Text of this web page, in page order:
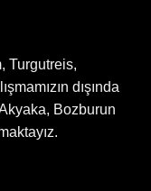
Turgutreis,
dışında
Bozburun